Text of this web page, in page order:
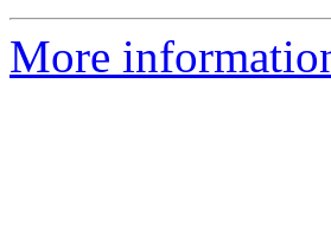
More